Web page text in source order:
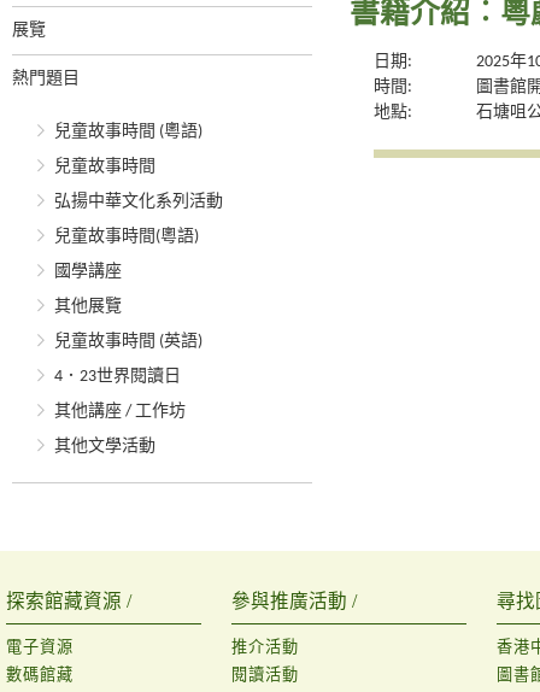
展覽
熱門題目
兒童故事時間 (粵語)
兒童故事時間
弘揚中華文化系列活動
兒童故事時間(粵語)
國學講座
其他展覽
兒童故事時間 (英語)
4．23世界閱讀日
其他講座 / 工作坊
其他文學活動
書籍介紹︰粵
日期:
2025年
時間:
圖書館
地點:
石塘咀
探索館藏資源 /
電子資源
數碼館藏
參與推廣活動 /
推介活動
閱讀活動
尋找
香港
圖書